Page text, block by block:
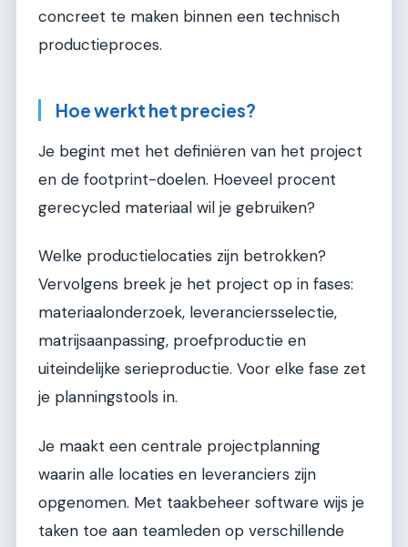
concreet te maken binnen een technisch
productieproces.
Hoe werkt het precies?
Je begint met het definiëren van het project
en de footprint-doelen. Hoeveel procent
gerecycled materiaal wil je gebruiken?
Welke productielocaties zijn betrokken?
Vervolgens breek je het project op in fases:
materiaalonderzoek, leveranciersselectie,
matrijsaanpassing, proefproductie en
uiteindelijke serieproductie. Voor elke fase zet
je planningstools in.
Je maakt een centrale projectplanning
waarin alle locaties en leveranciers zijn
opgenomen. Met taakbeheer software wijs je
taken toe aan teamleden op verschillende